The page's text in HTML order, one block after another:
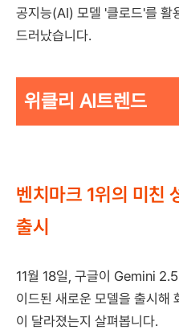
공지능(AI) 모델 '클로드'를 활
드러났습니다.
위클리 AI트렌드
벤치마크 1위의 미친
출시
11월 18일, 구글이 Gemini
이드된 새로운 모델을 출시해
이 달라졌는지 살펴봅니다.